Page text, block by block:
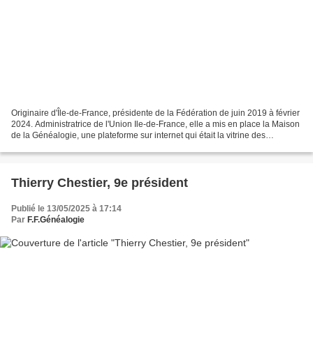
Originaire d'Île-de-France, présidente de la Fédération de juin 2019 à février
2024. Administratrice de l'Union Ile-de-France, elle a mis en place la Maison
de la Généalogie, une plateforme sur internet qui était la vitrine des
Thierry Chestier, 9e président
Publié le 13/05/2025 à 17:14
Par F.F.Généalogie